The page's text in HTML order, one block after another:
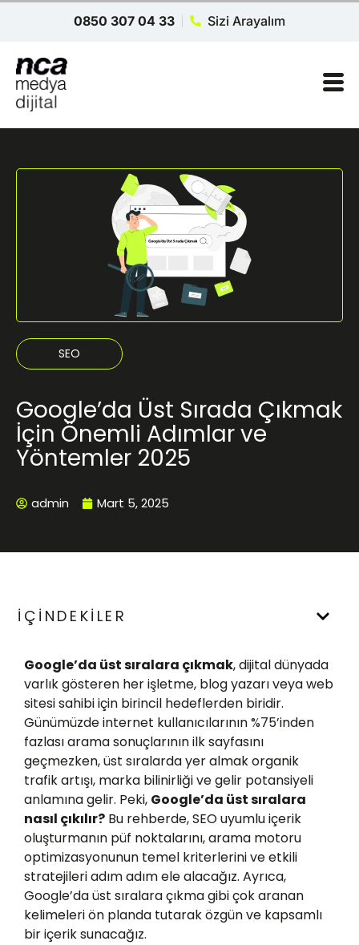
0850 307 04 33 Sizi Arayalım
SEO
Google’da Üst Sırada Çıkmak
İçin Önemli Adımlar ve
Yöntemler 2025
admin Mart 5, 2025
İÇİNDEKİLER
Google’da üst sıralara çıkmak, dijital dünyada
varlık gösteren her işletme, blog yazarı veya web
sitesi sahibi için birincil hedeflerden biridir.
Günümüzde internet kullanıcılarının %75’inden
fazlası arama sonuçlarının ilk sayfasını
geçmezken, üst sıralarda yer almak organik
trafik artışı, marka bilinirliği ve gelir potansiyeli
anlamına gelir. Peki, Google’da üst sıralara
nasıl çıkılır? Bu rehberde,SEO uyumlu içerik
oluşturmanın püf noktalarını, arama motoru
optimizasyonunun temel kriterlerini ve etkili
stratejileri adım adım ele alacağız. Ayrıca,
Google’da üst sıralara çıkmagibi çok aranan
kelimeleri ön planda tutarak özgün ve kapsamlı
bir içerik sunacağız.